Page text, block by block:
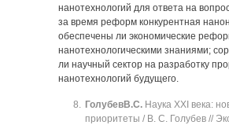
нанотехнологий для ответа на
за время реформ конкурентная
обеспечены ли экономические
нанотехнологическими знаниями;
ли научный сектор на разработку
нанотехнологий будущего.
ГолубевВ.С. Наука XXI века:
приоритеты / В. С. Голубев //